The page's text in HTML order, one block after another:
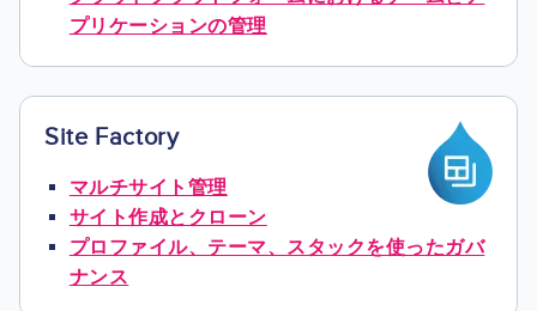
プリケーションの管理
Image
Site Factory
マルチサイト管理
サイト作成とクローン
プロファイル、テーマ、スタックを使ったガバ
ナンス